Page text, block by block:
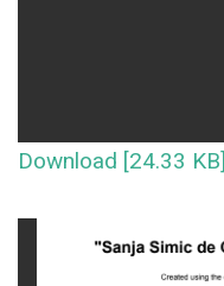
Download [24.33 KB]